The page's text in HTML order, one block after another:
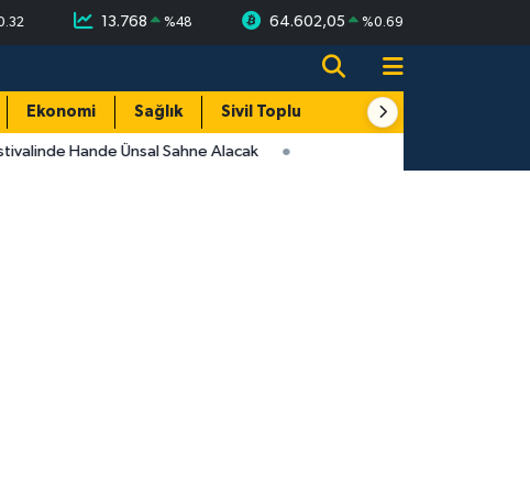
13.768 %48 64.602,05 %0.69
Ekonomi Sağlık Sivil Toplum Turizm
Hande Ünsal Sahne Alacak